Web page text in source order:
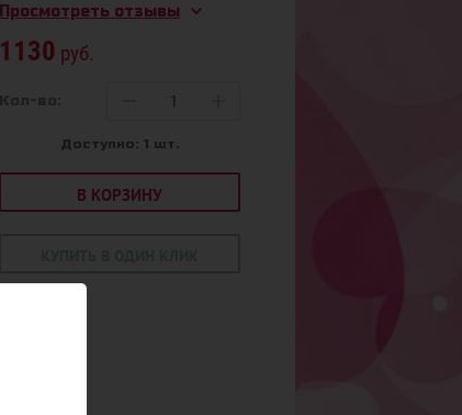
Просмотреть отзывы
1130 руб.
Доступно: 1 шт.
В КОРЗИНУ